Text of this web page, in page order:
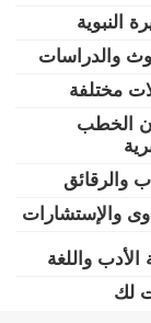
النبوية
والدراسات
مختلفة
الخطب
والرقائق
والإستشارات
الأدب واللغة
لك